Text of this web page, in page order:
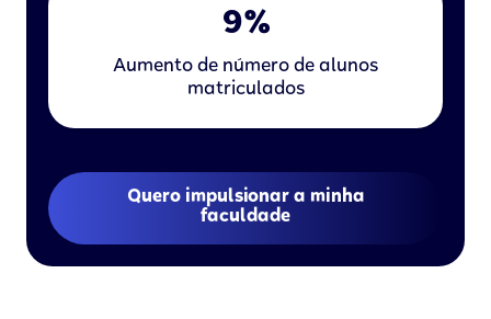
9%
Aumento de número de alunos
matriculados
Quero impulsionar a minha
faculdade